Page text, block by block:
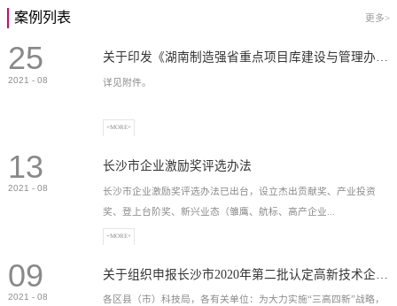
案例列表 更多>
25
2021 - 08 详见附件。
+MORE+
13
2021 - 08
长沙市企业激励奖评选办法
长沙市企业激励奖评选办法已出台，设立杰出贡献奖、产业投资
奖、登上台阶奖、新兴业态（雏鹰、航标、高产企业...
）奖等，最高奖励2...
+MORE+
09
2021 - 08
各区县（市）科技局，各有关单位：为大力实施“三高四新”战略，